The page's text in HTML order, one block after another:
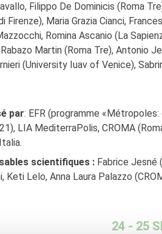
Filippo De Dominicis (Roma
Firenze), Maria Grazia Cianci,
Romina Ascanio (La
Martin (Roma Tre), Antonio
(University Iuav of Venice),
par: EFR (programme
LIA MediterraPolis, CROMA
scientifiques : Fabrice Jesné
Keti Lelo, Anna Laura Palazzo
24 - 25